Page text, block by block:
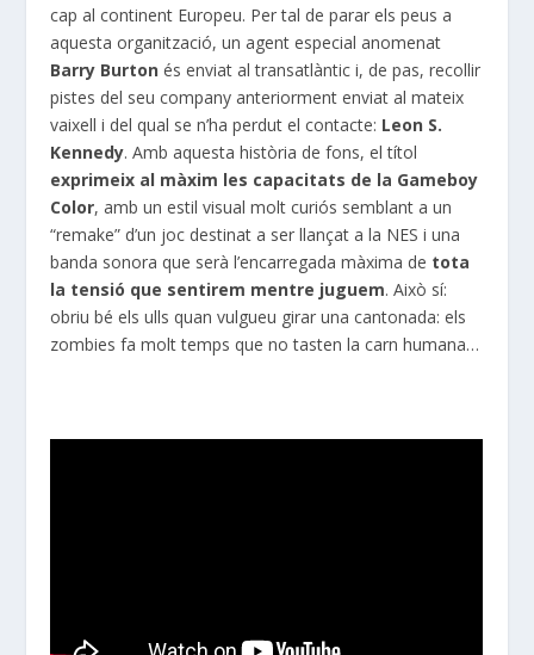
cap al continent Europeu. Per tal de parar els peus a
aquesta organització, un agent especial anomenat
Barry Burton és enviat al transatlàntic i, de pas, recollir
pistes del seu company anteriorment enviat al mateix
vaixell i del qual se n’ha perdut el contacte: Leon S.
Kennedy. Amb aquesta història de fons, el títol
exprimeix al màxim les capacitats de la Gameboy
Color, amb un estil visual molt curiós semblant a un
“remake” d’un joc destinat a ser llançat a la NES i una
banda sonora que serà l’encarregada màxima de tota
la tensió que sentirem mentre juguem. Això sí:
obriu bé els ulls quan vulgueu girar una cantonada: els
zombies fa molt temps que no tasten la carn humana…